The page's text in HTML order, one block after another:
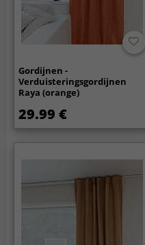
Gordijnen -
Verduisteringsgordijnen
Raya (orange)
29.99 €